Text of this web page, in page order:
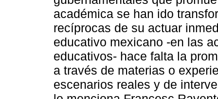
académica se han ido
recíprocas de su actuar
educativo mexicano -en las
educativos- hace falta la
a través de materias o
escenarios reales y de